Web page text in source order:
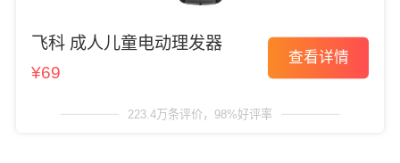
飞科 成人儿童电动理发器
¥69
查看详情
223.4万条评价，98%好评率